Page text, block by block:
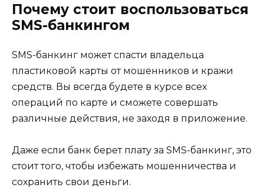
Почему стоит воспользоваться
SMS-банкингом
SMS-банкинг может спасти владельца
пластиковой карты от мошенников и кражи
средств. Вы всегда будете в курсе всех
операций по карте и сможете совершать
различные действия, не заходя в приложение.
Даже если банк берет плату за SMS-банкинг, это
стоит того, чтобы избежать мошенничества и
сохранить свои деньги.